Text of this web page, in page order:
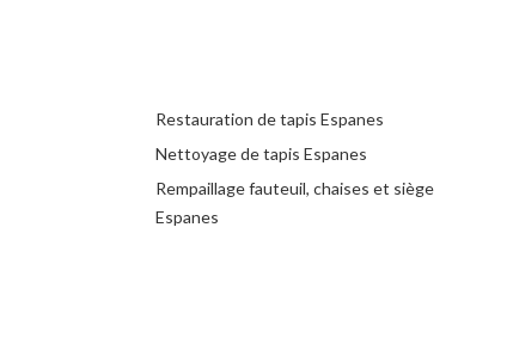
Restauration de tapis Espanes
Nettoyage de tapis Espanes
Rempaillage fauteuil, chaises et siège
Espanes